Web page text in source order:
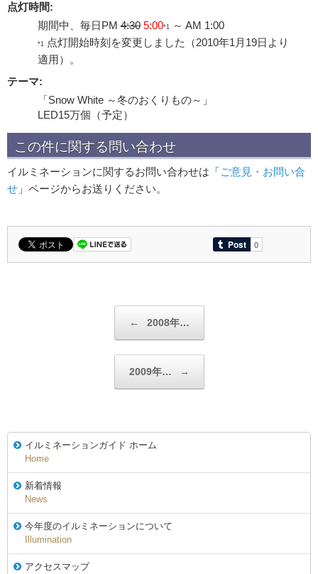
点灯時間:
期間中、毎日PM4:30 5:00*1 ～ AM 1:00
*1
点灯開始時刻を変更しました（2010年1月19日より
適用）。
テーマ:
「Snow White ～冬のおくりもの～」
LED15万個（予定）
この件に関する問い合わせ
イルミネーションに関するお問い合わせは「 ご意見・お問い合
せ 」ページからお送りください。
← 2008年…
2009年… →
イルミネーションガイド ホーム
Home
新着情報
News
今年度のイルミネーションについて
Illumination
アクセスマップ